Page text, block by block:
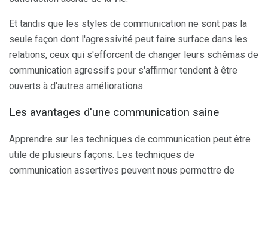
Et tandis que les styles de communication ne sont pas la
seule façon dont l'agressivité peut faire surface dans les
relations, ceux qui s'efforcent de changer leurs schémas de
communication agressifs pour s'affirmer tendent à être
ouverts à d'autres améliorations.
Les avantages d'une communication saine
Apprendre sur les techniques de communication peut être
utile de plusieurs façons. Les techniques de
communication assertives peuvent nous permettre de